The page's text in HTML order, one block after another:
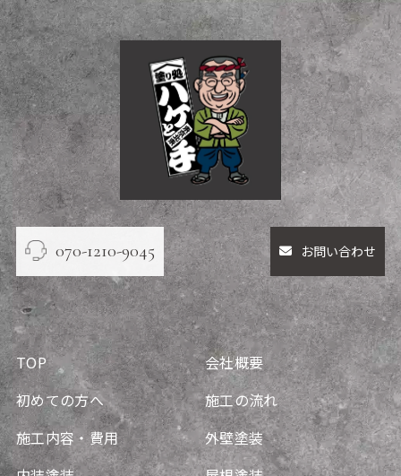
070-1210-9045 お問い合わせ
TOP
会社概要
初めての方へ
施工の流れ
施工内容・費用
外壁塗装